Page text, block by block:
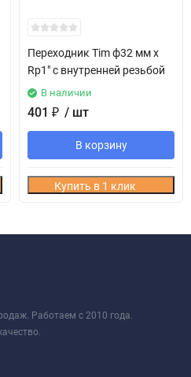
Переходник Tim ф32 мм х
Rp1" с внутренней резьбой
В наличии
401 ₽ / шт
В корзину
Купить в 1 клик
Работаем с 2010 года.